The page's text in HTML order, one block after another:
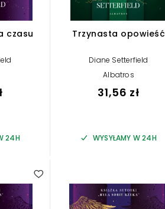
czasu
24H
Trzynasta opowieść
Diane Setterfield
Albatros
31,56 zł
WYSYŁAMY W 24H